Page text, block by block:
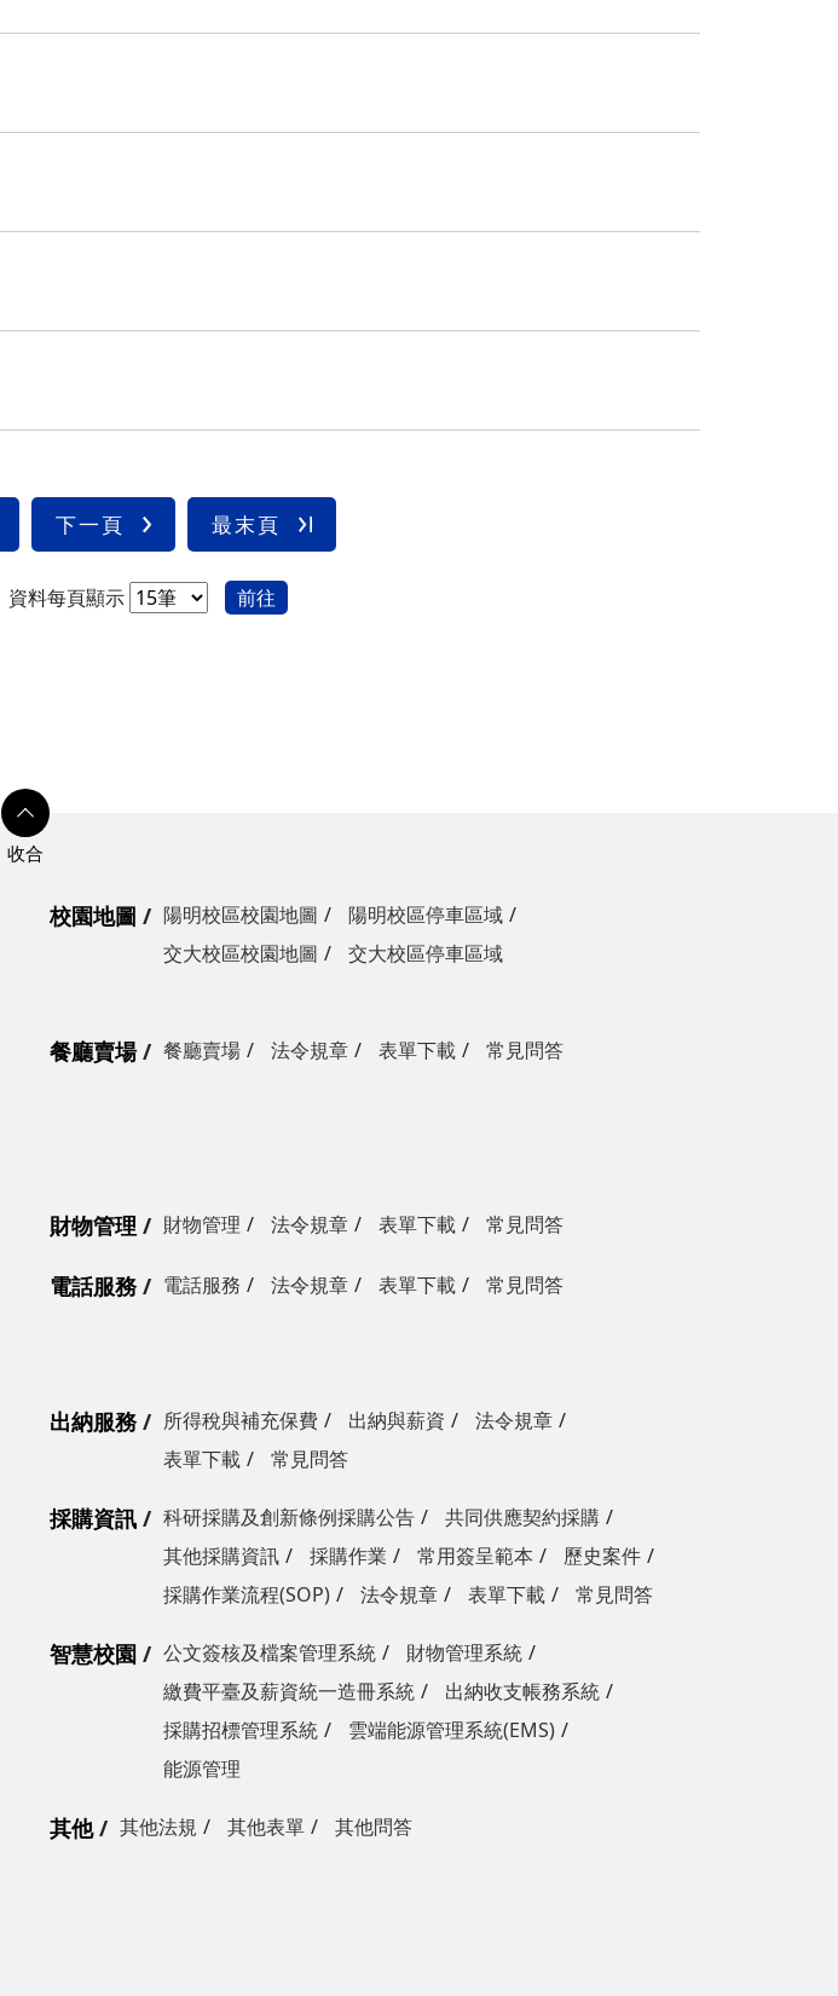
下一頁 最末頁
資料每頁顯示 前往
校園地圖 陽明校區校園地圖
陽明校區停車區域
交大校區校園地圖
交大校區停車區域
餐廳賣場 餐廳賣場 法令規章 表單下載 常見問答
財物管理 財物管理 法令規章 表單下載 常見問答
電話服務 電話服務 法令規章 表單下載 常見問答
出納服務 所得稅與補充保費 出納與薪資
法令規章
表單下載
常見問答
採購資訊 科研採購及創新條例採購公告
共同供應契約採購
其他採購資訊
採購作業 常用簽呈範本
歷史案件
採購作業流程(SOP)
法令規章 表單下載 常見問答
智慧校園 公文簽核及檔案管理系統
財物管理系統
繳費平臺及薪資統一造冊系統
出納收支帳務系統
採購招標管理系統
雲端能源管理系統(EMS)
能源管理
其他 其他法規 其他表單 其他問答